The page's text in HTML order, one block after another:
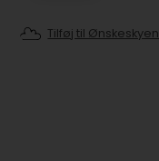
Tilføj til Ønskeskyen